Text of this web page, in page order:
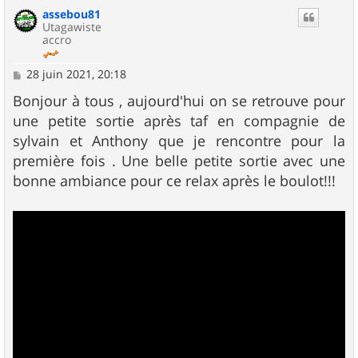
assebou81
Utagawiste
accro
M
s
s
a
g
e
28 juin 2021, 20:18
Bonjour à tous , aujourd'hui on se retrouve pour
une petite sortie après taf en compagnie de
sylvain et Anthony que je rencontre pour la
première fois . Une belle petite sortie avec une
bonne ambiance pour ce relax après le boulot!!!